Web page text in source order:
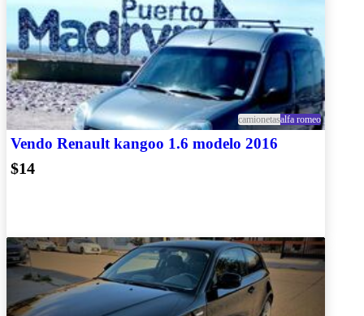
camionetasalfa romeo
Vendo Renault kangoo 1.6 modelo 2016
$14